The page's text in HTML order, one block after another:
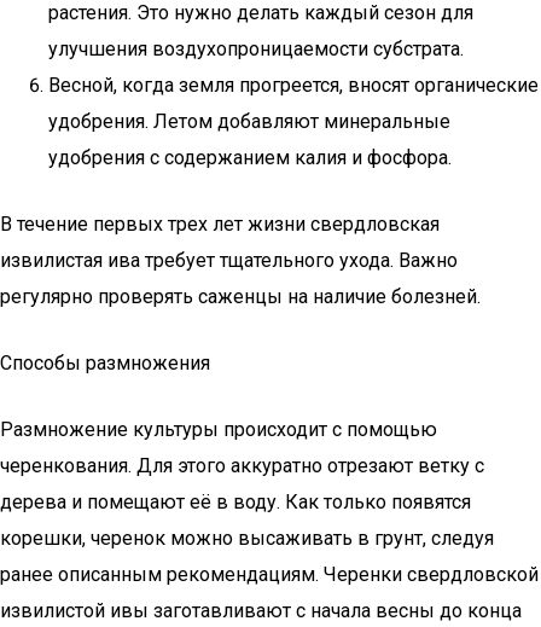
растения. Это нужно делать каждый сезон для
улучшения воздухопроницаемости субстрата.
Весной, когда земля прогреется, вносят органические
удобрения. Летом добавляют минеральные
удобрения с содержанием калия и фосфора.
В течение первых трех лет жизни свердловская
извилистая ива требует тщательного ухода. Важно
регулярно проверять саженцы на наличие болезней.
Способы размножения
Размножение культуры происходит с помощью
черенкования. Для этого аккуратно отрезают ветку с
дерева и помещают её в воду. Как только появятся
корешки, черенок можно высаживать в грунт, следуя
ранее описанным рекомендациям. Черенки свердловской
извилистой ивы заготавливают с начала весны до конца